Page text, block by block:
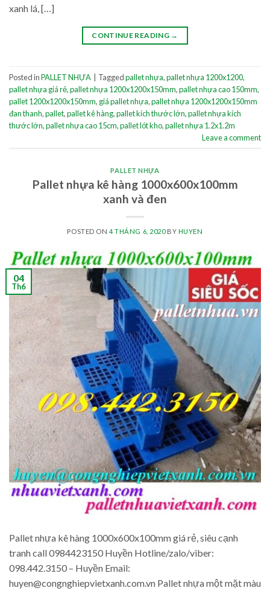
xanh lá, […]
CONTINUE READING →
Posted inPALLET NHỰA | Taggedpallet nhựa,pallet nhựa 1200x1200,
pallet nhựa giá rẻ,pallet nhựa 1200x1200x150mm,pallet nhựa cao 150mm,
pallet 1200x1200x150mm, giá pallet nhựa,pallet nhựa 1200x1200x150mm
đan thanh,pallet,pallet kê hàng,pallet kích thước lớn,pallet nhựa kích
thước lớn,pallet nhựa cao 15cm,pallet lót kho,pallet nhựa 1.2x1.2m
Leave a comment
PALLET NHỰA
Pallet nhựa kê hàng 1000x600x100mm
xanh và đen
POSTED ON4 THÁNG 6, 2020BY HUYEN
04
Th6
Pallet nhựa kê hàng 1000x600x100mm giá rẻ, siêu cạnh
tranh call 0984423150 Huyền Hotline/zalo/viber:
098.442.3150 – Huyền Email:
huyen@congnghiepvietxanh.com.vn Pallet nhựa một mặt màu